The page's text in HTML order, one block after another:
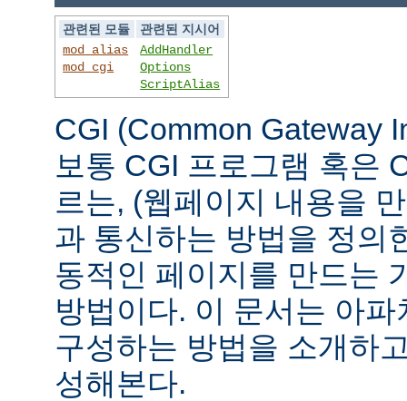
관련된 모듈
관련된 지시어
mod_alias
mod_cgi
AddHandler
Options
ScriptAlias
CGI (Common Gateway
보통 CGI 프로그램 혹은
르는, (웹페이지 내용을
과 통신하는 방법을 정의
동적인 페이지를 만드는
방법이다. 이 문서는 아
구성하는 방법을 소개하
성해본다.